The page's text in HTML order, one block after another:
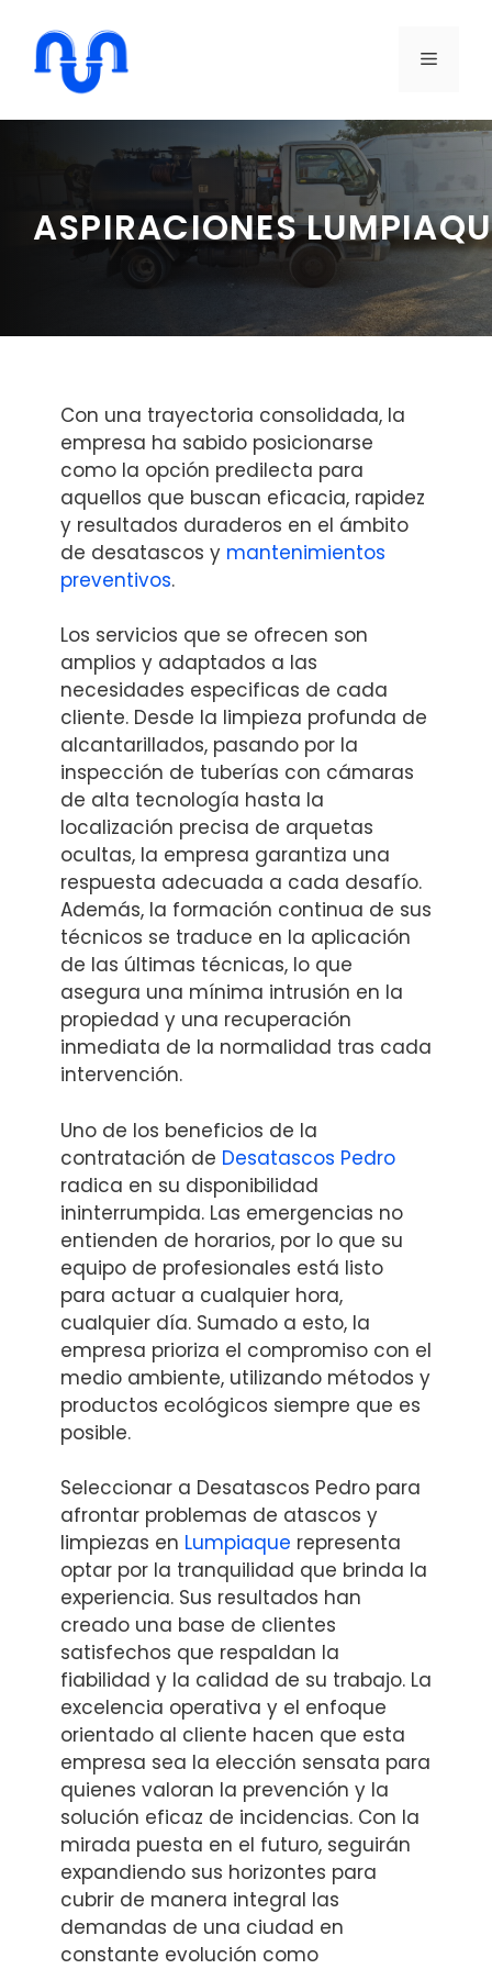
contenido
MENÚ
ASPIRACIONES
Con una trayectoria consolidada, la
empresa ha sabido posicionarse
como la opción predilecta para
aquellos que buscan eficacia, rapidez
y resultados duraderos en el ámbito
de desatascos y mantenimientos
preventivos.
Los servicios que se ofrecen son
amplios y adaptados a las
necesidades especificas de cada
cliente. Desde la limpieza profunda de
alcantarillados, pasando por la
inspección de tuberías con cámaras
de alta tecnología hasta la
localización precisa de arquetas
ocultas, la empresa garantiza una
respuesta adecuada a cada desafío.
Además, la formación continua de sus
técnicos se traduce en la aplicación
de las últimas técnicas, lo que
asegura una mínima intrusión en la
propiedad y una recuperación
inmediata de la normalidad tras cada
intervención.
Uno de los beneficios de la
contratación de Desatascos Pedro
radica en su disponibilidad
ininterrumpida. Las emergencias no
entienden de horarios, por lo que su
equipo de profesionales está listo
para actuar a cualquier hora,
cualquier día. Sumado a esto, la
empresa prioriza el compromiso con el
medio ambiente, utilizando métodos y
productos ecológicos siempre que es
posible.
Seleccionar a Desatascos Pedro para
afrontar problemas de atascos y
limpiezas en Lumpiaque representa
optar por la tranquilidad que brinda la
experiencia. Sus resultados han
creado una base de clientes
satisfechos que respaldan la
fiabilidad y la calidad de su trabajo. La
excelencia operativa y el enfoque
orientado al cliente hacen que esta
empresa sea la elección sensata para
quienes valoran la prevención y la
solución eficaz de incidencias. Con la
mirada puesta en el futuro, seguirán
expandiendo sus horizontes para
cubrir de manera integral las
demandas de una ciudad en
constante evolución como